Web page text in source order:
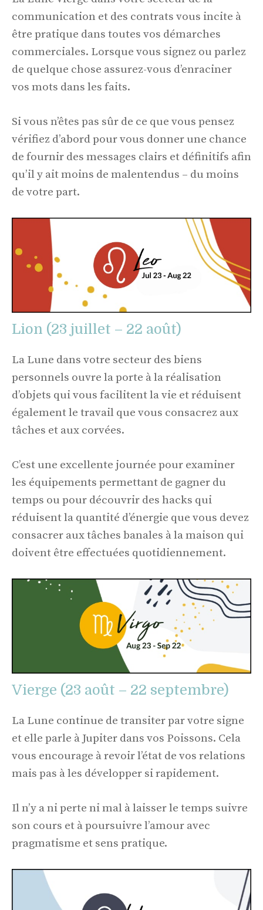
communication et des contrats vous incite à
être pratique dans toutes vos démarches
commerciales. Lorsque vous signez ou parlez
de quelque chose assurez-vous d’enraciner
vos mots dans les faits.
Si vous n’êtes pas sûr de ce que vous pensez
vérifiez d’abord pour vous donner une chance
de fournir des messages clairs et définitifs afin
qu’il y ait moins de malentendus – du moins
de votre part.
Lion (23 juillet – 22 août)
La Lune dans votre secteur des biens
personnels ouvre la porte à la réalisation
d’objets qui vous facilitent la vie et réduisent
également le travail que vous consacrez aux
tâches et aux corvées.
C’est une excellente journée pour examiner
les équipements permettant de gagner du
temps ou pour découvrir des hacks qui
réduisent la quantité d’énergie que vous devez
consacrer aux tâches banales à la maison qui
doivent être effectuées quotidiennement.
Vierge (23 août – 22 septembre)
La Lune continue de transiter par votre signe
et elle parle à Jupiter dans vos Poissons. Cela
vous encourage à revoir l’état de vos relations
mais pas à les développer si rapidement.
Il n’y a ni perte ni mal à laisser le temps suivre
son cours et à poursuivre l’amour avec
pragmatisme et sens pratique.